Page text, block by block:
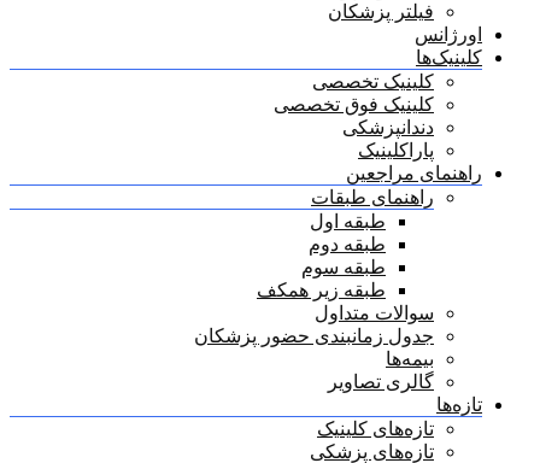
فیلتر پزشکان
اورژانس
کلینیک‌ها
کلینیک تخصصی
کلینیک فوق تخصصی
دندانپزشکی
پاراکلینیک
راهنمای مراجعین
راهنمای طبقات
طبقه اول
طبقه دوم
طبقه سوم
طبقه زیر همکف
سوالات متداول
جدول زمانبندی حضور پزشکان
بیمه‌ها
گالری تصاویر
تازه‌ها
تازه‌های کلینیک
تازه‌های پزشکی